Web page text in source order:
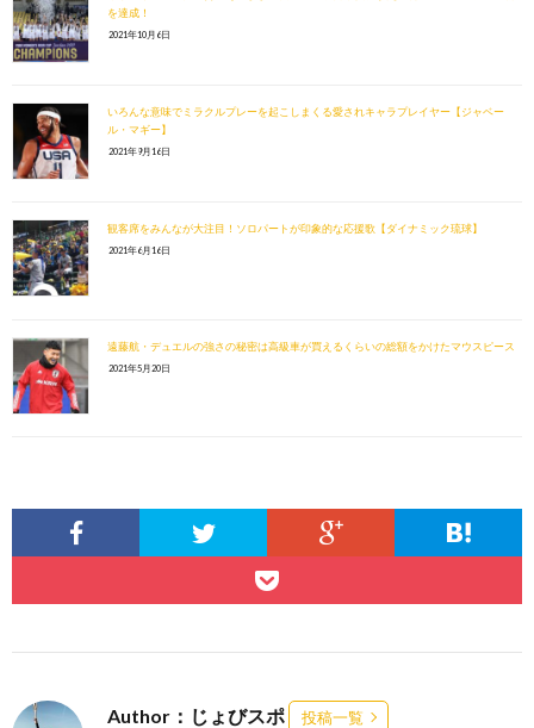
を達成！
2021年10月6日
いろんな意味でミラクルプレーを起こしまくる愛されキャラプレイヤー【ジャベー
ル・マギー】
2021年9月16日
観客席をみんなが大注目！ソロパートが印象的な応援歌【ダイナミック琉球】
2021年6月16日
遠藤航・デュエルの強さの秘密は高級車が買えるくらいの総額をかけたマウスピース
2021年5月20日
Author：じょびスポ 投稿一覧